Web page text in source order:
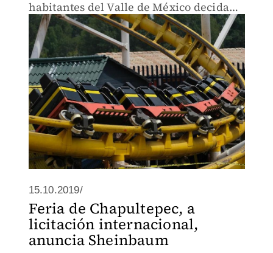
habitantes del Valle de México decidan
sobre el uso del espacio.
15.10.2019/
Feria de Chapultepec, a
licitación internacional,
anuncia Sheinbaum